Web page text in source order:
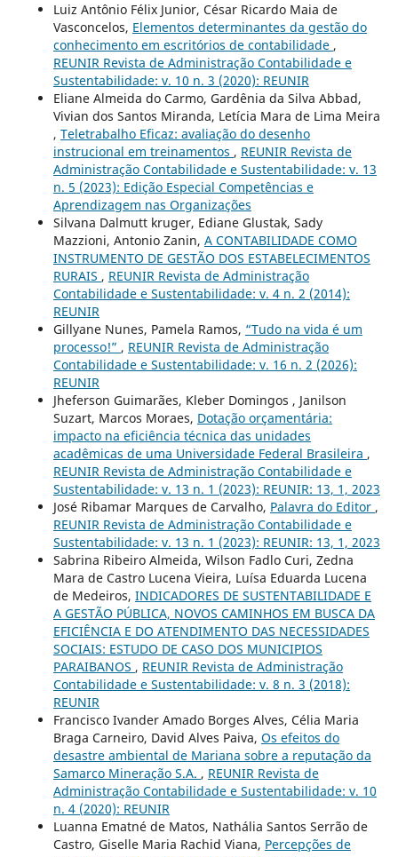
Luiz Antônio Félix Junior, César Ricardo Maia de
Vasconcelos, Elementos determinantes da gestão do
conhecimento em escritórios de contabilidade ,
REUNIR Revista de Administração Contabilidade e
Sustentabilidade: v. 10 n. 3 (2020): REUNIR
Eliane Almeida do Carmo, Gardênia da Silva Abbad,
Vivian dos Santos Miranda, Letícia Mara de Lima Meira
, Teletrabalho Eficaz: avaliação do desenho
instrucional em treinamentos , REUNIR Revista de
Administração Contabilidade e Sustentabilidade: v. 13
n. 5 (2023): Edição Especial Competências e
Aprendizagem nas Organizações
Silvana Dalmutt kruger, Ediane Glustak, Sady
Mazzioni, Antonio Zanin, A CONTABILIDADE COMO
INSTRUMENTO DE GESTÃO DOS ESTABELECIMENTOS
RURAIS , REUNIR Revista de Administração
Contabilidade e Sustentabilidade: v. 4 n. 2 (2014):
REUNIR
Gillyane Nunes, Pamela Ramos, “Tudo na vida é um
processo!” , REUNIR Revista de Administração
Contabilidade e Sustentabilidade: v. 16 n. 2 (2026):
REUNIR
Jheferson Guimarães, Kleber Domingos , Janilson
Suzart, Marcos Moraes, Dotação orçamentária:
impacto na eficiência técnica das unidades
acadêmicas de uma Universidade Federal Brasileira ,
REUNIR Revista de Administração Contabilidade e
Sustentabilidade: v. 13 n. 1 (2023): REUNIR: 13, 1, 2023
José Ribamar Marques de Carvalho, Palavra do Editor ,
REUNIR Revista de Administração Contabilidade e
Sustentabilidade: v. 13 n. 1 (2023): REUNIR: 13, 1, 2023
Sabrina Ribeiro Almeida, Wilson Fadlo Curi, Zedna
Mara de Castro Lucena Vieira, Luísa Eduarda Lucena
de Medeiros, INDICADORES DE SUSTENTABILIDADE E
A GESTÃO PÚBLICA, NOVOS CAMINHOS EM BUSCA DA
EFICIÊNCIA E DO ATENDIMENTO DAS NECESSIDADES
SOCIAIS: ESTUDO DE CASO DOS MUNICIPIOS
PARAIBANOS , REUNIR Revista de Administração
Contabilidade e Sustentabilidade: v. 8 n. 3 (2018):
REUNIR
Francisco Ivander Amado Borges Alves, Célia Maria
Braga Carneiro, David Alves Paiva, Os efeitos do
desastre ambiental de Mariana sobre a reputação da
Samarco Mineração S.A. , REUNIR Revista de
Administração Contabilidade e Sustentabilidade: v. 10
n. 4 (2020): REUNIR
Luanna Ematné de Matos, Nathália Santos Serrão de
Castro, Giselle Maria Rachid Viana, Percepções de